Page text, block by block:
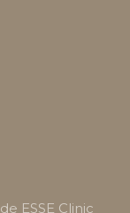
ESSE Clinic